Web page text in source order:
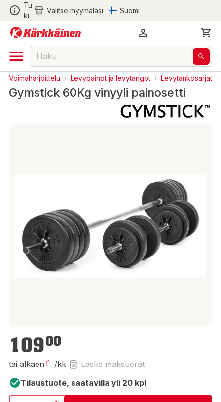
Tu
ki
Valitse myymäläsi Suomi
Voimaharjoittelu / Levypainot ja levytangot / Levytankosarjat
Gymstick 60Kg vinyyli painosetti
109,00 €
10900
tai alkaen /kk
Laske maksuerät
Tilaustuote, saatavilla yli 20 kpl